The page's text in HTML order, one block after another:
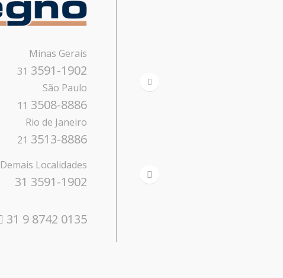
Minas Gerais
31 3591-1902
São Paulo
11 3508-8886
Rio de Janeiro
21 3513-8886
Demais Localidades
31 3591-1902
31 9 8742 0135